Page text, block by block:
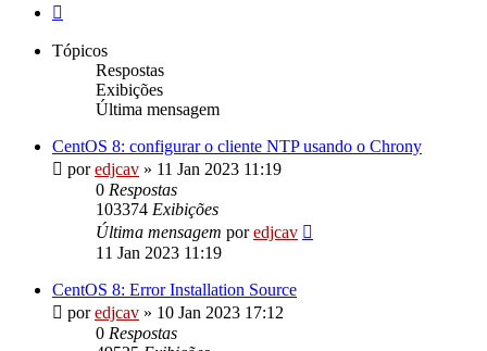
Tópicos
Respostas
Exibições
Última mensagem
CentOS 8: configurar o cliente NTP usando o Chrony
poredjcav » 11 Jan 2023 11:19
0 Respostas
103374 Exibições
Última mensagem poredjcav
11 Jan 2023 11:19
CentOS 8: Error Installation Source
poredjcav » 10 Jan 2023 17:12
0 Respostas